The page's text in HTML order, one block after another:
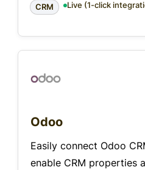
CRM Live (1-click
Odoo
Easily connect Odoo
enable CRM properties